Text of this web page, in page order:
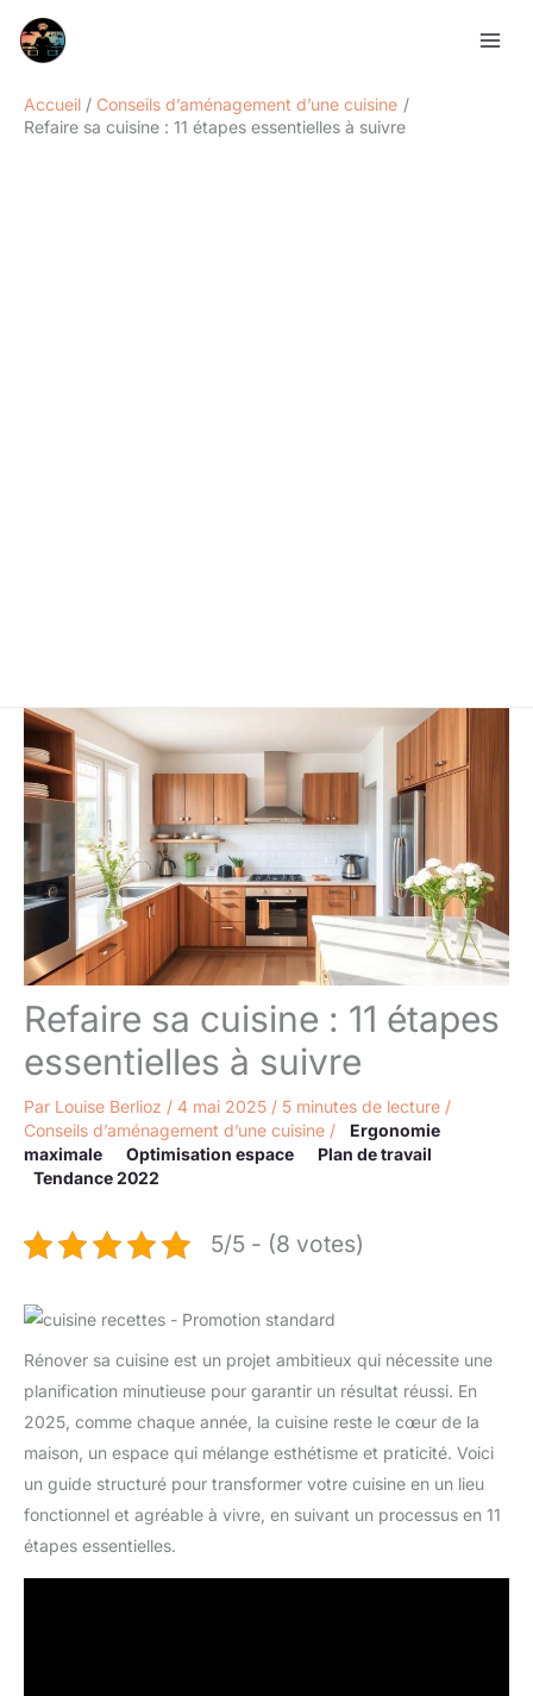
Accueil
Conseils d’aménagement d’une cuisine
Refaire sa cuisine : 11 étapes essentielles à suivre
Refaire sa cuisine : 11 étapes
essentielles à suivre
Par Louise Berlioz / 4 mai 2025 / 5 minutes de lecture /
Conseils d’aménagement d’une cuisine /
Ergonomie
maximale
Optimisation espace
Plan de travail
Tendance 2022
5/5 - (8 votes)
Rénover sa cuisine est un projet ambitieux qui nécessite une
planification minutieuse pour garantir un résultat réussi. En
2025, comme chaque année, la cuisine reste le cœur de la
maison, un espace qui mélange esthétisme et praticité. Voici
un guide structuré pour transformer votre cuisine en un lieu
fonctionnel et agréable à vivre, en suivant un processus en 11
étapes essentielles.
Rechercher